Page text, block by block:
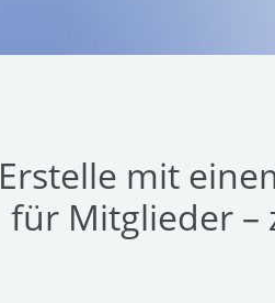
Erstelle mit
für Mitglieder –